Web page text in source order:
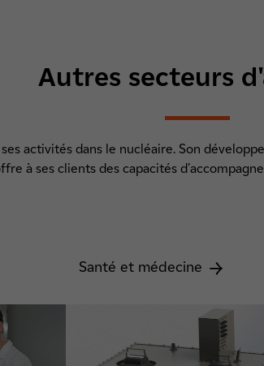
Autres secteurs
activités dans le nucléaire. Son
à ses clients des capacités
Santé et médecine